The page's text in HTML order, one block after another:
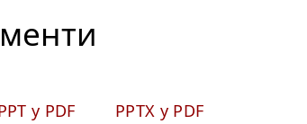
у PDF PPTX у PDF